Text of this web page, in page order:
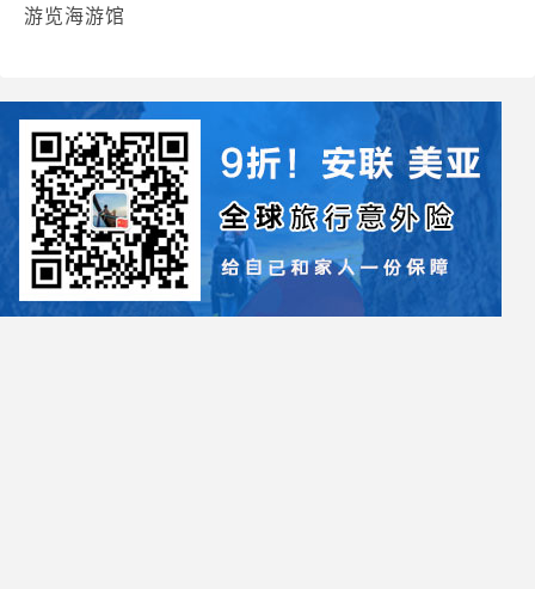
游览海游馆